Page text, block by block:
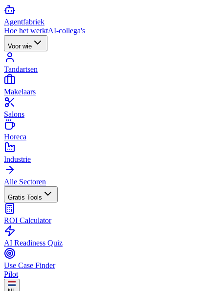
Agentfabriek
Hoe het werktAI-collega's
Voor wie
Tandartsen
Makelaars
Salons
Horeca
Industrie
Alle Sectoren
Gratis Tools
ROI Calculator
AI Readiness Quiz
Use Case Finder
Pilot